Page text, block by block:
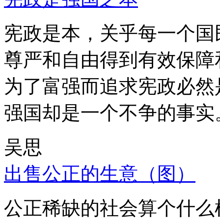
宪政是本，关乎每一个
尊严和自由得到有效保
为了富强而追求宪政必
强国却是一个不争的事实
吴思
出售公正的生意（图）
公正稀缺的社会算个什